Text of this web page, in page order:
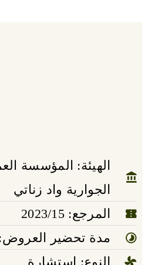
الهيئة: المؤسسة
الجوارية واد زناتي
المرجع: 2023/15
مدة تحضير العروض:
النوع: استشارة